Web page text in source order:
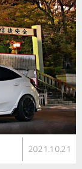
2021.10.21